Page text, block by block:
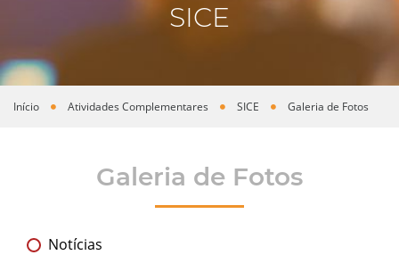
SICE
Você está aqui
Início Atividades Complementares SICE Galeria de Fotos
Galeria de Fotos
Notícias